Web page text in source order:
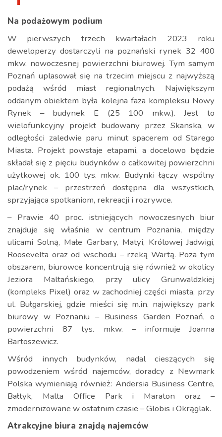
Na podażowym podium
W pierwszych trzech kwartałach 2023 roku
deweloperzy dostarczyli na poznański rynek 32 400
mkw. nowoczesnej powierzchni biurowej. Tym samym
Poznań uplasował się na trzecim miejscu z najwyższą
podażą wśród miast regionalnych. Największym
oddanym obiektem była kolejna faza kompleksu Nowy
Rynek – budynek E (25 100 mkw.). Jest to
wielofunkcyjny projekt budowany przez Skanska, w
odległości zaledwie paru minut spacerem od Starego
Miasta. Projekt powstaje etapami, a docelowo będzie
składał się z pięciu budynków o całkowitej powierzchni
użytkowej ok. 100 tys. mkw. Budynki łączy wspólny
plac/rynek – przestrzeń dostępna dla wszystkich,
sprzyjająca spotkaniom, rekreacji i rozrywce.
– Prawie 40 proc. istniejących nowoczesnych biur
znajduje się właśnie w centrum Poznania, między
ulicami Solną, Małe Garbary, Matyi, Królowej Jadwigi,
Roosevelta oraz od wschodu – rzeką Wartą. Poza tym
obszarem, biurowce koncentrują się również w okolicy
Jeziora Maltańskiego, przy ulicy Grunwaldzkiej
(kompleks Pixel) oraz w zachodniej części miasta, przy
ul. Bułgarskiej, gdzie mieści się m.in. największy park
biurowy w Poznaniu – Business Garden Poznań, o
powierzchni 87 tys. mkw. – informuje Joanna
Bartoszewicz.
Wśród innych budynków, nadal cieszących się
powodzeniem wśród najemców, doradcy z Newmark
Polska wymieniają również: Andersia Business Centre,
Bałtyk, Malta Office Park i Maraton oraz –
zmodernizowane w ostatnim czasie – Globis i Okrąglak.
Atrakcyjne biura znajdą najemców